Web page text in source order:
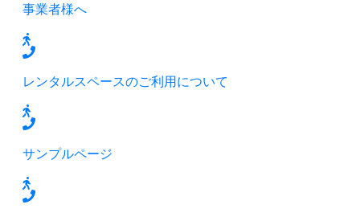
事業者様へ
レンタルスペースのご利用について
サンプルページ